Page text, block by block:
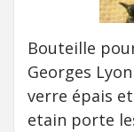
Bouteille
Georges
verre épais
etain porte